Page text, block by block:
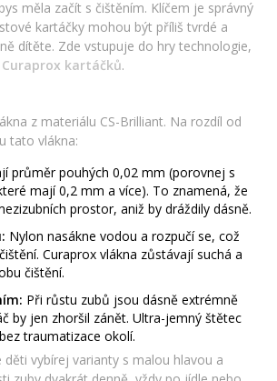
měla začít s čištěním. Klíčem je správný
kartáčky mohou být příliš tvrdé a
dítěte. Zde vstupuje do hry technologie,
Curaprox kartáčků.
z materiálu CS-Brilliant. Na rozdíl od
tato vlákna:
průměr pouhých 0,02 mm (porovnej s
mají 0,2 mm a více). To znamená, že
prostor, aniž by dráždily dásně.
Nylon nasákne vodou a rozpučí se, což
Curaprox vlákna zůstávají suchá a
čištění.
Při růstu zubů jsou dásně extrémně
by jen zhoršil zánět. Ultra-jemný štětec
traumatizace okolí.
děti vybírej varianty s malou hlavou a